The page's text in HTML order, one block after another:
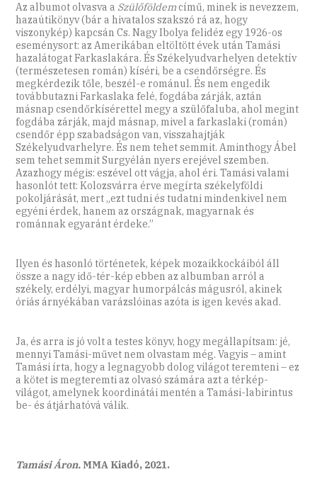
Az albumot olvasva a Szülőföldemcímű, minek is nevezzem,
hazaútikönyv (bár a hivatalos szakszó rá az, hogy
viszonykép) kapcsán Cs. Nagy Ibolya felidéz egy 1926-os
eseménysort: az Amerikában eltöltött évek után Tamási
hazalátogat Farkaslakára. És Székelyudvarhelyen detektív
(természetesen román) kíséri, be a csendőrségre. És
megkérdezik tőle, beszél-e románul. És nem engedik
továbbutazni Farkaslaka felé, fogdába zárják, aztán
másnap csendőrkísérettel megy a szülőfaluba, ahol megint
fogdába zárják, majd másnap, mivel a farkaslaki (román)
csendőr épp szabadságon van, visszahajtják
Székelyudvarhelyre. És nem tehet semmit. Aminthogy Ábel
sem tehet semmit Surgyélán nyers erejével szemben.
Azazhogy mégis: eszével ott vágja, ahol éri. Tamási valami
hasonlót tett: Kolozsvárra érve megírta székelyföldi
pokoljárását, mert „ezt tudni és tudatni mindenkivel nem
egyéni érdek, hanem az országnak, magyarnak és
románnak egyaránt érdeke.”
Ilyen és hasonló történetek, képek mozaikkockáiból áll
össze a nagy idő-tér-kép ebben az albumban arról a
székely, erdélyi, magyar humorpálcás mágusról, akinek
óriás árnyékában varázslóinas azóta is igen kevés akad.
Ja, és arra is jó volt a testes könyv, hogy megállapítsam: jé,
mennyi Tamási-művet nem olvastam még. Vagyis – amint
Tamási írta, hogy a legnagyobb dolog világot teremteni – ez
a kötet is megteremti az olvasó számára azt a térkép-
világot, amelynek koordinátái mentén a Tamási-labirintus
be- és átjárhatóvá válik.
Tamási Áron. MMA Kiadó, 2021.